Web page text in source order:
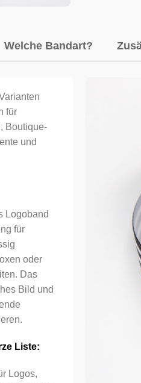
Welche Bandart?
für
Boutique-
und
Logoband
für
oder
Das
Bild und
Liste:
Logos,